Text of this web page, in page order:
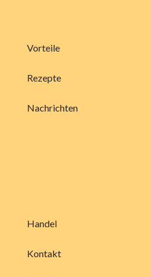
Vorteile
Rezepte
Nachrichten
Handel
Kontakt